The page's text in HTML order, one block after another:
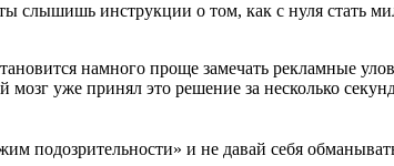
слышишь инструкции о том, как с нуля стать
намного проще замечать рекламные
уже принял это решение за несколько
подозрительности» и не давай себя